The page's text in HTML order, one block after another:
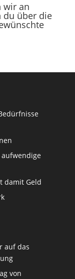
wir an
du über die
damit Geld
auf das
von